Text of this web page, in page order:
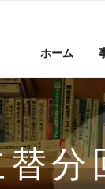
ホーム